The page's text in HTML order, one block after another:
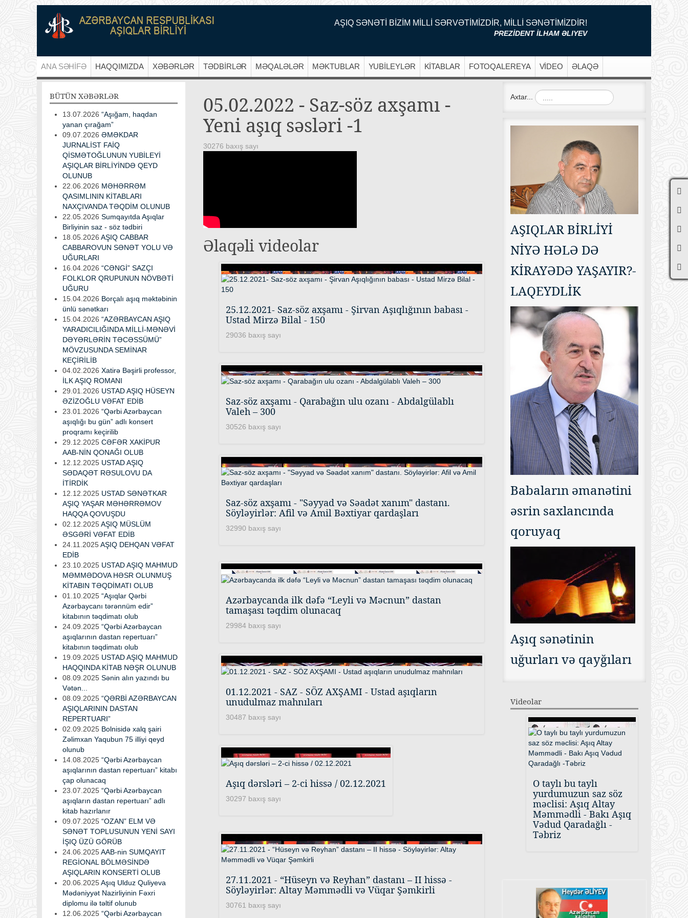
AŞIQ SƏNƏTİ BİZİM MİLLİ SƏRVƏTİMİZDİR, MİLLİ SƏNƏTİMİZDİR!
PREZİDENT İLHAM ƏLIYEV
ANA SƏHİFƏ HAQQIMIZDA XƏBƏRLƏR TƏDBİRLƏR MƏQALƏLƏR MƏKTUBLAR YUBİLEYLƏR KİTABLAR FOTOQALEREYA VİDEO ƏLAQƏ
05.02.2022 - Saz-söz axşamı -
Yeni aşıq səsləri -1
30276 baxış sayı
Əlaqəli videolar
25.12.2021- Saz-söz axşamı - Şirvan Aşıqlığının babası -
Ustad Mirzə Bilal - 150
29036 baxış sayı
Saz-söz axşamı - Qarabağın ulu ozanı - Abdalgülablı
Valeh – 300
30526 baxış sayı
Saz-söz axşamı - "Səyyad və Səadət xanım" dastanı.
Söyləyirlər: Afil və Amil Bəxtiyar qardaşları
32990 baxış sayı
Azərbaycanda ilk dəfə “Leyli və Məcnun” dastan
tamaşası təqdim olunacaq
29984 baxış sayı
01.12.2021 - SAZ - SÖZ AXŞAMI - Ustad aşıqların
unudulmaz mahnıları
30487 baxış sayı
Aşıq dərsləri – 2-ci hissə / 02.12.2021
30297 baxış sayı
27.11.2021 - “Hüseyn və Reyhan” dastanı – II hissə -
Söyləyirlər: Altay Məmmədli və Vüqar Şəmkirli
30761 baxış sayı
BÜTÜN XƏBƏRLƏR
13.07.2026 “Aşığam, haqdan
yanan çırağam”
09.07.2026 ƏMƏKDAR
JURNALİST FAİQ
QİSMƏTOĞLUNUN YUBİLEYİ
AŞIQLAR BİRLİYİNDƏ QEYD
OLUNUB
22.06.2026 MƏHƏRRƏM
QASIMLININ KİTABLARI
NAXÇIVANDA TƏQDİM OLUNUB
22.05.2026 Sumqayıtda Aşıqlar
Birliyinin saz - söz tədbiri
18.05.2026 AŞIQ CABBAR
CABBAROVUN SƏNƏT YOLU VƏ
UĞURLARI
16.04.2026 “CƏNGİ” SAZÇI
FOLKLOR QRUPUNUN NÖVBƏTİ
UĞURU
15.04.2026 Borçalı aşıq məktəbinin
ünlü sənətkarı
15.04.2026 “AZƏRBAYCAN AŞIQ
YARADICILIĞINDA MİLLİ-MƏNƏVİ
DƏYƏRLƏRİN TƏCƏSSÜMÜ”
MÖVZUSUNDA SEMİNAR
KEÇİRİLİB
04.02.2026 Xatirə Bəşirli professor,
İLK AŞIQ ROMANI
29.01.2026 USTAD AŞIQ HÜSEYN
ƏZİZOĞLU VƏFAT EDİB
23.01.2026 “Qərbi Azərbaycan
aşıqlığı bu gün” adlı konsert
proqramı keçirilib
29.12.2025 CƏFƏR XAKİPUR
AAB-NİN QONAĞI OLUB
12.12.2025 USTAD AŞIQ
SƏDAQƏT RƏSULOVU DA
İTİRDİK
12.12.2025 USTAD SƏNƏTKAR
AŞIQ YAŞAR MƏHƏRRƏMOV
HAQQA QOVUŞDU
02.12.2025AŞIQ MÜSLÜM
ƏSGƏRİ VƏFAT EDİB
24.11.2025AŞIQ DEHQAN VƏFAT
EDİB
23.10.2025 USTAD AŞIQ MAHMUD
MƏMMƏDOVA HƏSR OLUNMUŞ
KİTABIN TƏQDİMATI OLUB
01.10.2025 “Aşıqlar Qərbi
Azərbaycanı tərənnüm edir”
kitabının təqdimatı olub
24.09.2025 “Qərbi Azərbaycan
aşıqlarının dastan repertuarı”
kitabının təqdimatı olub
19.09.2025 USTAD AŞIQ MAHMUD
HAQQINDA KİTAB NƏŞR OLUNUB
08.09.2025 Sənin alın yazındı bu
Vətən...
08.09.2025 “QƏRBİ AZƏRBAYCAN
AŞIQLARININ DASTAN
REPERTUARI”
02.09.2025 Bolnisidə xalq şairi
Zəlimxan Yaqubun 75 illiyi qeyd
olunub
14.08.2025 “Qərbi Azərbaycan
aşıqlarının dastan repertuarı” kitabı
çap olunacaq
23.07.2025 “Qərbi Azərbaycan
aşıqların dastan repertuarı” adlı
kitab hazırlanır
09.07.2025 “OZAN” ELM VƏ
SƏNƏT TOPLUSUNUN YENİ SAYI
İŞIQ ÜZÜ GÖRÜB
24.06.2025AAB-nin SUMQAYIT
REGİONAL BÖLMƏSİNDƏ
AŞIQLARIN KONSERTİ OLUB
20.06.2025Aşıq Ulduz Quliyeva
Mədəniyyət Nazirliyinin Fəxri
diplomu ilə təltif olunub
12.06.2025 “Qərbi Azərbaycan
Axtar...
AŞIQLAR BİRLİYİ
NİYƏ HƏLƏ DƏ
KİRAYƏDƏ YAŞAYIR?-
LAQEYDLİK
Babaların əmanətini
əsrin saxlancında
qoruyaq
Aşıq sənətinin
uğurları və qayğıları
Videolar
O taylı bu taylı
yurdumuzun saz söz
məclisi: Aşıq Altay
Məmmədli - Bakı Aşıq
Vədud Qaradağlı -
Təbriz